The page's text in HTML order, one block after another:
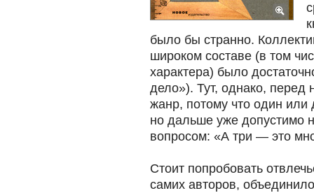
было бы странно.
широком составе (в том
характера) было
дело»). Тут, однако,
жанр, потому что один
но дальше уже допустимо
вопросом: «А три — это
Стоит попробовать
самих авторов,